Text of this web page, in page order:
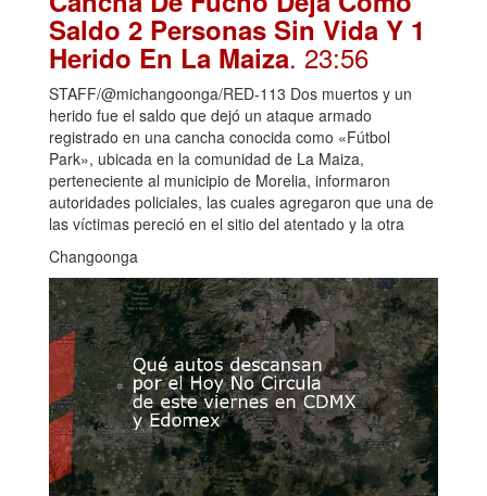
Saldo 2 Personas Sin Vida Y 1
Herido En La Maiza. 23:56
STAFF/@michangoonga/RED-113 Dos muertos y un
herido fue el saldo que dejó un ataque armado
registrado en una cancha conocida como «Fútbol
Park», ubicada en la comunidad de La Maiza,
perteneciente al municipio de Morelia, informaron
autoridades policiales, las cuales agregaron que una de
las víctimas pereció en el sitio del atentado y la otra
Changoonga